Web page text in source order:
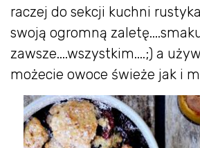
raczej do sekcji kuchni
swoją ogromną
zawsze....wszystkim....;) a
możecie owoce świeże jak i